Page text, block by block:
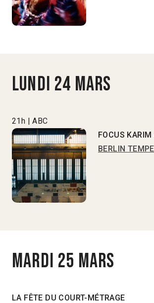
Lundi 24 mars
21h | ABC
FOCUS
BERLIN
Mardi 25 mars
LA FÊTE DU COURT-MÉTRAGE